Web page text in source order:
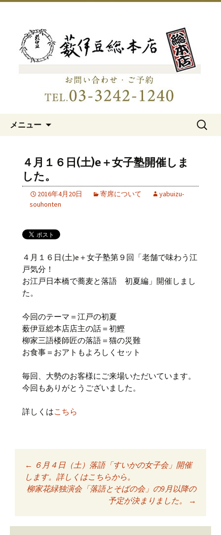
日本橋の老舗蕎麦屋「藪伊豆総
本店」
メニュー
検
４月１６日(土)e＋女子塾開催しま
した。
2016年4月20日 寄席について
yabuizu-
souhonten
４月１６日(土)e＋女子塾第９回「老舗で味わう江
戸気分！
お江戸日本橋で蕎麦と落語 初夏編」開催しまし
た。
今回のテーマ＝江戸の初夏
薮伊豆総本店店主の話＝初鰹
柳家三語楼師匠の落語＝猫の災難
お食事＝おアトもよろしくセット
毎回、大勢のお客様にご来場いただいています。
今回もありがとうございました。
詳しくはこちら
投稿ナビゲーショ
ン
← ６月４日（土）落語「すいかの女子会」開催
します。詳しくはこちらから。
柳家花緑独演会「落語とそばの会」の9月以降の
予定が決まりました。
→